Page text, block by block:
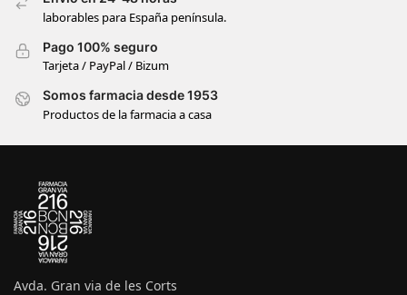
laborables para España península.
Pago 100% seguro
Tarjeta / PayPal / Bizum
Somos farmacia desde 1953
Productos de la farmacia a casa
Avda. Gran via de les Corts